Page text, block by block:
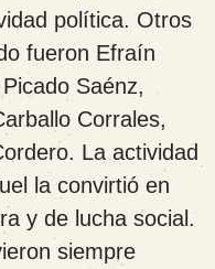
política. Otros
fueron Efraín
Saénz,
Corrales,
La actividad
la convirtió en
y de lucha social.
siempre